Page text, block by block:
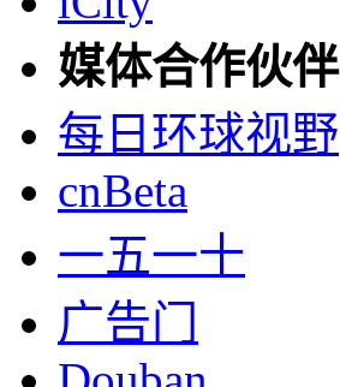
媒体合作伙伴
每日环球视野
cnBeta
一五一十
广告门